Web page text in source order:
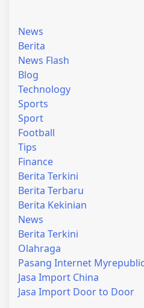
News
Berita
News Flash
Blog
Technology
Sports
Sport
Football
Tips
Finance
Berita Terkini
Berita Terbaru
Berita Kekinian
News
Berita Terkini
Olahraga
Pasang Internet Myrepublic
Jasa Import China
Jasa Import Door to Door